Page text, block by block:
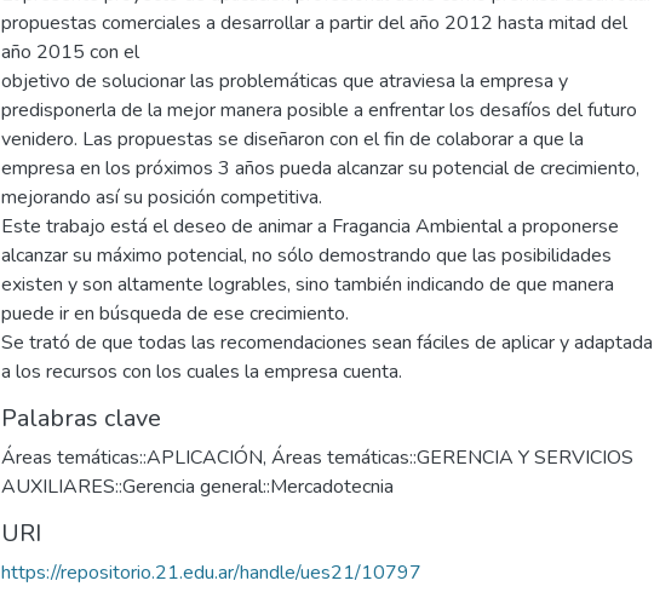
propuestas comerciales a desarrollar a partir del año 2012 hasta mitad del
año 2015 con el
objetivo de solucionar las problemáticas que atraviesa la empresa y
predisponerla de la mejor manera posible a enfrentar los desafíos del futuro
venidero. Las propuestas se diseñaron con el fin de colaborar a que la
empresa en los próximos 3 años pueda alcanzar su potencial de crecimiento,
mejorando así su posición competitiva.
Este trabajo está el deseo de animar a Fragancia Ambiental a proponerse
alcanzar su máximo potencial, no sólo demostrando que las posibilidades
existen y son altamente logrables, sino también indicando de que manera
puede ir en búsqueda de ese crecimiento.
Se trató de que todas las recomendaciones sean fáciles de aplicar y adaptada
a los recursos con los cuales la empresa cuenta.
Palabras clave
Áreas temáticas::APLICACIÓN, Áreas temáticas::GERENCIA Y SERVICIOS
AUXILIARES::Gerencia general::Mercadotecnia
URI
https://repositorio.21.edu.ar/handle/ues21/10797